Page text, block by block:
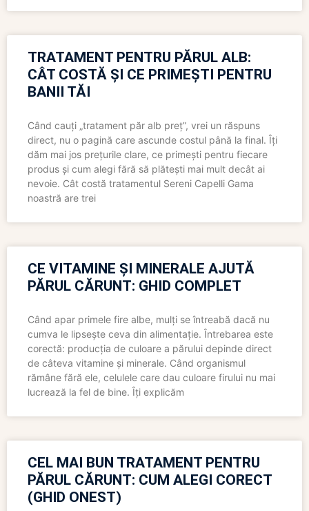
TRATAMENT PENTRU PĂRUL ALB:
CÂT COSTĂ ȘI CE PRIMEȘTI PENTRU
BANII TĂI
Când cauți „tratament păr alb preț”, vrei un răspuns
direct, nu o pagină care ascunde costul până la final. Îți
dăm mai jos prețurile clare, ce primești pentru fiecare
produs și cum alegi fără să plătești mai mult decât ai
nevoie. Cât costă tratamentul Sereni Capelli Gama
noastră are trei
CE VITAMINE ȘI MINERALE AJUTĂ
PĂRUL CĂRUNT: GHID COMPLET
Când apar primele fire albe, mulți se întreabă dacă nu
cumva le lipsește ceva din alimentație. Întrebarea este
corectă: producția de culoare a părului depinde direct
de câteva vitamine și minerale. Când organismul
rămâne fără ele, celulele care dau culoare firului nu mai
lucrează la fel de bine. Îți explicăm
CEL MAI BUN TRATAMENT PENTRU
PĂRUL CĂRUNT: CUM ALEGI CORECT
(GHID ONEST)